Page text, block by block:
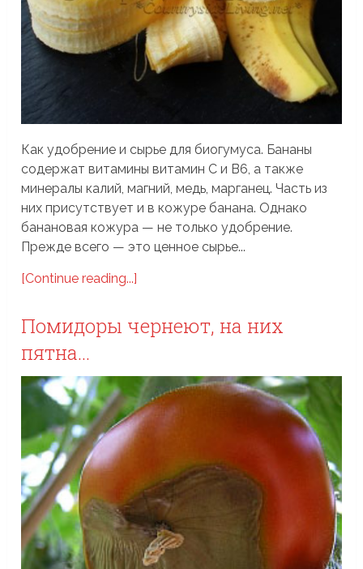
Как удобрение и сырье для биогумуса. Бананы
содержат витамины витамин С и В6, а также
минералы калий, магний, медь, марганец. Часть из
них присутствует и в кожуре банана. Однако
банановая кожура — не только удобрение.
Прежде всего — это ценное сырье...
[Continue reading...]
Помидоры чернеют, на них
пятна…